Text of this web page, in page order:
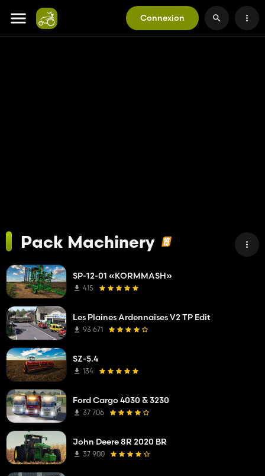
Connexion
Pack Machinery
SP-12-01 «KORMMASH»
415
Les Plaines Ardennaises V2 TP Edit
93 671
SZ-5.4
134
Ford Cargo 4030 & 3230
37 706
John Deere 8R 2020 BR
37 900